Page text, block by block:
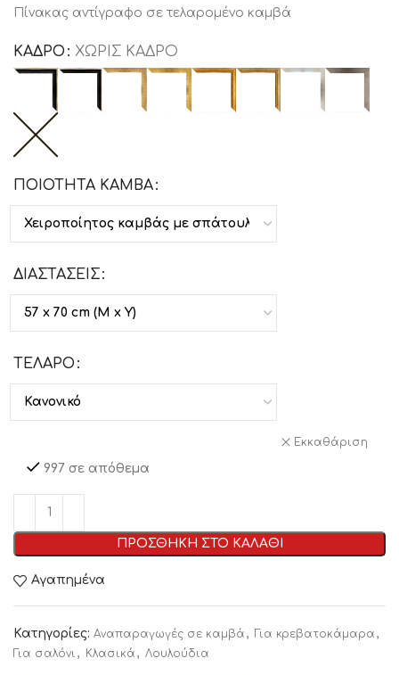
Πίνακας αντίγραφο σε τελαρομένο καμβά
ΚΑΔΡΟ ΧΩΡΙΣ ΚΑΔΡΟ
ΠΟΙΟΤΗΤΑ ΚΑΜΒΑ
ΔΙΑΣΤΑΣΕΙΣ
ΤΕΛΑΡΟ
Εκκαθάριση
997 σε απόθεμα
ΠΡΟΣΘΗΚΗ ΣΤΟ ΚΑΛΑΘΙ
Αγαπημένα
Κατηγορίες: Αναπαραγωγές σε καμβά , Για κρεβατοκάμαρα ,
Για σαλόνι , Κλασικά , Λουλούδια